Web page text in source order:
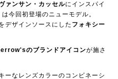
ァンサン・カッセルにインスパイ
は今回初登場のニューモデル。
デザインソースにした フォキシー
のブランドアイコンが施さ
ーなレンズカラーのコンビネーシ